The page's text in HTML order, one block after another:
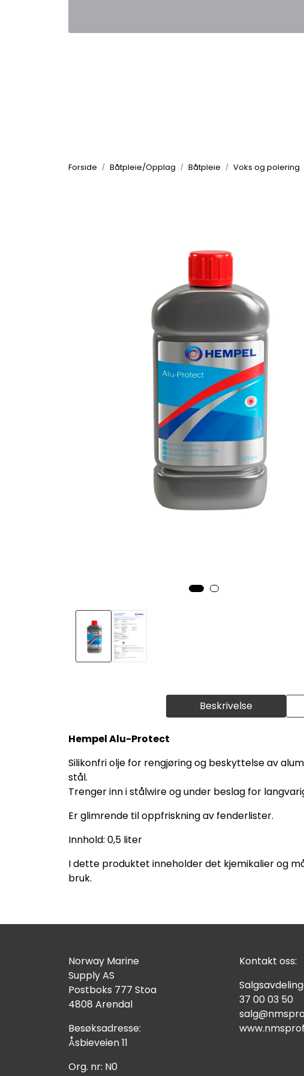
Forside Båtpleie/Opplag Båtpleie Voks og polering
Beskrivelse
Hempel Alu-Protect
Silikonfri olje for rengjøring og beskyttelse av
stål.
Trenger inn i stålwire og under beslag for
Er glimrende til oppfriskning av fenderlister.
Innhold: 0,5 liter
I dette produktet inneholder det kjemikalier og
bruk.
Norway Marine
Supply AS
Postboks 777 Stoa
4808 Arendal
Besøksadresse:
Åsbieveien 11
Org. nr: N0
Kontakt oss:
37 00 03 50